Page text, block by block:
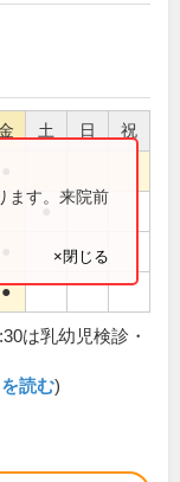
土 日 祝
●
●
ます。来院前
×閉じる
は乳幼児検診・
読む)